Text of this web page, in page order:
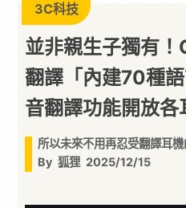
3C科技
並非親生子獨有
翻譯「內建70種
音翻譯功能開放各
所以未來不用再忍受翻譯耳機
By 狐狸 2025/12/15